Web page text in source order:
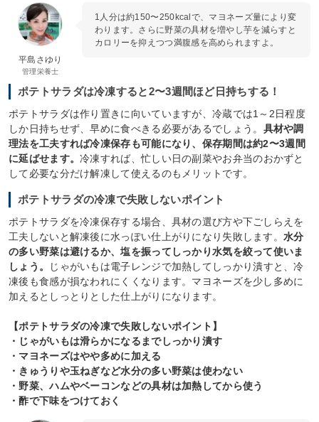
平島さゆり
管理栄養士
1人分は約150〜250kcalで、マヨネーズ量により変
わります。さらに野菜の具材を増やし芋を減らすと
カロリーを抑えつつ満腹感を高められますよ。
ポテトサラダは冷凍すると2〜3週間ほど日持ちする！
ポテトサラダは作り置きに向いていますが、冷蔵では1～2日程度
しか日持ちせず、早めに食べきる必要があるでしょう。 具材や調
理法を工夫すれば冷凍保存も可能になり、保存期間は約2〜3週間
に延ばせます。冷凍すれば、忙しい日の副菜やお弁当のおかずと
して必要な分だけ解凍して使えるのもメリットです。
ポテトサラダの冷凍で失敗しないポイント
ポテトサラダを冷凍保存する場合、具材の選び方や下ごしらえを
工夫しないと解凍後に水っぽい仕上がりになり失敗します。水分
の多い野菜は避けるか、塩を振ってしっかり水気を絞って使いま
しょう。
じゃがいもは電子レンジで加熱してしっかり潰すと、冷
凍後も食感が損なわれにくくなります。マヨネーズを少し多めに
加えるとしっとりとした仕上がりになります。
【ポテトサラダの冷凍で失敗しないポイント】
・じゃがいもは滑らかになるまでしっかり潰す
・マヨネーズはやや多めに加える
・きゅうりや玉ねぎなど水分の多い野菜は使わない
・野菜、ハムやベーコンなどの具材は加熱してから使う
・酢で下味をつけておく